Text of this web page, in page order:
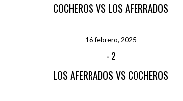
COCHEROS VS LOS AFERRADOS
16 febrero, 2025
- 2
LOS AFERRADOS VS COCHEROS